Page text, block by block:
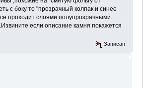
с боку то "прозрачный колпак и синее
проходит слоями полупрозрачными.
если описание камня покажется
Записан